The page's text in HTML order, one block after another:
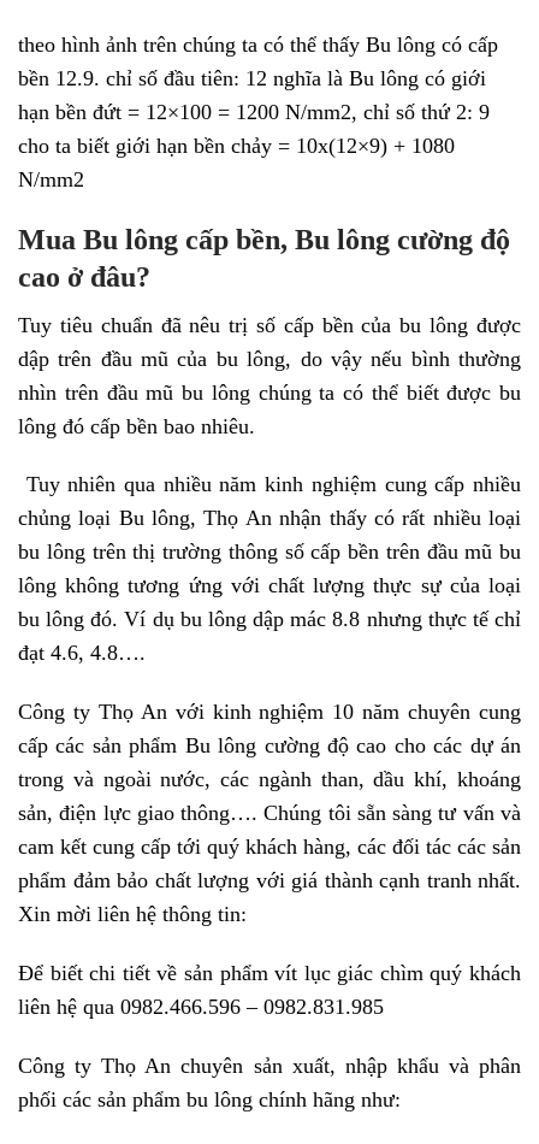
theo hình ảnh trên chúng ta có thể thấy Bu lông có cấp
bền 12.9. chỉ số đầu tiên: 12 nghĩa là Bu lông có giới
hạn bền đứt = 12×100 = 1200 N/mm2, chỉ số thứ 2: 9
cho ta biết giới hạn bền chảy = 10x(12×9) + 1080
N/mm2
Mua Bu lông cấp bền, Bu lông cường độ
cao ở đâu?
Tuy tiêu chuẩn đã nêu trị số cấp bền của bu lông được
dập trên đầu mũ của bu lông, do vậy nếu bình thường
nhìn trên đầu mũ bu lông chúng ta có thể biết được bu
lông đó cấp bền bao nhiêu.
Tuy nhiên qua nhiều năm kinh nghiệm cung cấp nhiều
chủng loại Bu lông, Thọ An nhận thấy có rất nhiều loại
bu lông trên thị trường thông số cấp bền trên đầu mũ bu
lông không tương ứng với chất lượng thực sự của loại
bu lông đó. Ví dụ bu lông dập mác 8.8 nhưng thực tế chỉ
đạt 4.6, 4.8….
Công ty Thọ An với kinh nghiệm 10 năm chuyên cung
cấp các sản phẩm Bu lông cường độ cao cho các dự án
trong và ngoài nước, các ngành than, dầu khí, khoáng
sản, điện lực giao thông…. Chúng tôi sẵn sàng tư vấn và
cam kết cung cấp tới quý khách hàng, các đối tác các sản
phẩm đảm bảo chất lượng với giá thành cạnh tranh nhất.
Xin mời liên hệ thông tin:
Để biết chi tiết về sản phẩm vít lục giác chìm quý khách
liên hệ qua 0982.466.596 – 0982.831.985
Công ty Thọ An chuyên sản xuất, nhập khẩu và phân
phối các sản phẩm bu lông chính hãng như: